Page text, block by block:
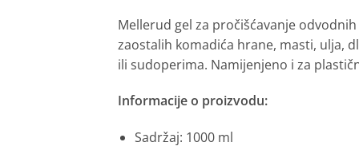
Mellerud gel za pročišćavanje
zaostalih komadića hrane, masti, ulja,
ili sudoperima. Namijenjeno i za
Informacije o proizvodu:
Sadržaj: 1000 ml